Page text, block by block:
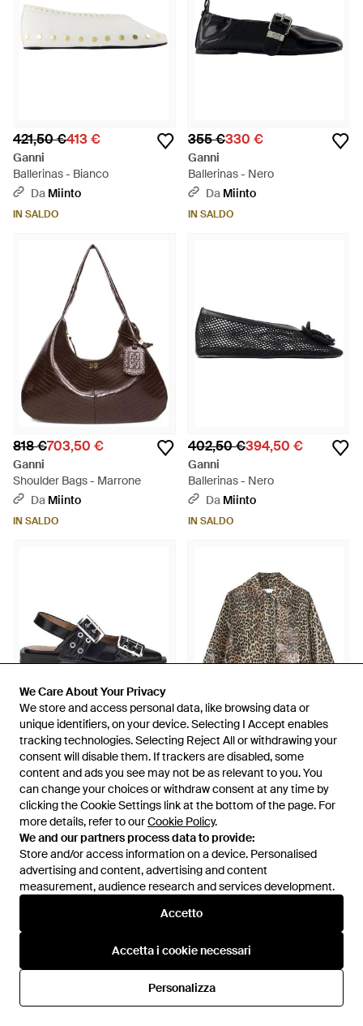
We Care About Your Privacy
We store and access personal data, like browsing data or
unique identifiers, on your device. Selecting I Accept enables
tracking technologies. Selecting Reject All or withdrawing your
consent will disable them. If trackers are disabled, some
content and ads you see may not be as relevant to you. You
can change your choices or withdraw consent at any time by
clicking the Cookie Settings link at the bottom of the page. For
more details, refer to ourCookie Policy.
We and our partners process data to provide:
Store and/or access information on a device. Personalised
advertising and content, advertising and content
measurement, audience research and services development.
Accetto
Accetta i cookie necessari
Personalizza
We Care About Your Privacy
We store and access personal data, like browsing data or
unique identifiers, on your device. Selecting I Accept enables
tracking technologies. Selecting Reject All or withdrawing your
consent will disable them. If trackers are disabled, some
content and ads you see may not be as relevant to you. You
can change your choices or withdraw consent at any time by
clicking the Cookie Settings link at the bottom of the page. For
more details, refer to ourCookie Policy.
We and our partners process data to provide:
Store and/or access information on a device. Personalised
advertising and content, advertising and content
measurement, audience research and services development.
Accetto
Accetta i cookie necessari
Personalizza
421,50 €413 €
Ganni
Ballerinas - Bianco
Da Miinto
IN SALDO
355 €330 €
Ganni
Ballerinas - Nero
Da Miinto
IN SALDO
818 €703,50 €
Ganni
Shoulder Bags - Marrone
Da Miinto
IN SALDO
402,50 €394,50 €
Ganni
Ballerinas - Nero
Da Miinto
IN SALDO
355 €341 €
Ganni
Ballerinas - Blu
DaMiinto
IN SALDO
509,50 €504 €
Ganni
Light Jackets - Grigio
DaMiinto
IN SALDO